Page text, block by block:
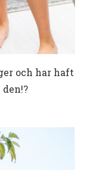
och har haft